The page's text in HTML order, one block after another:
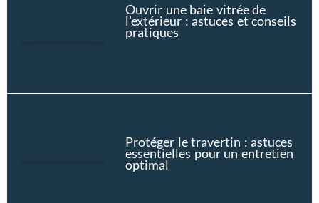
Ouvrir une baie vitrée de
l’extérieur : astuces et conseils
pratiques
Protéger le travertin : astuces
essentielles pour un entretien
optimal